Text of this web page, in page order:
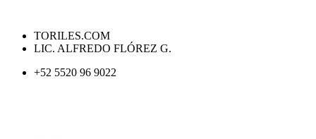
TORILES.COM
LIC. ALFREDO FLÓREZ G.
+52 5520 96 9022